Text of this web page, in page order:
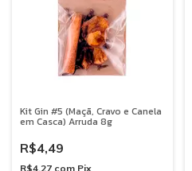
Kit Gin #5 (Maçã, Cravo e Canela
em Casca) Arruda 8g
R$4,49
R$4,27 com Pix